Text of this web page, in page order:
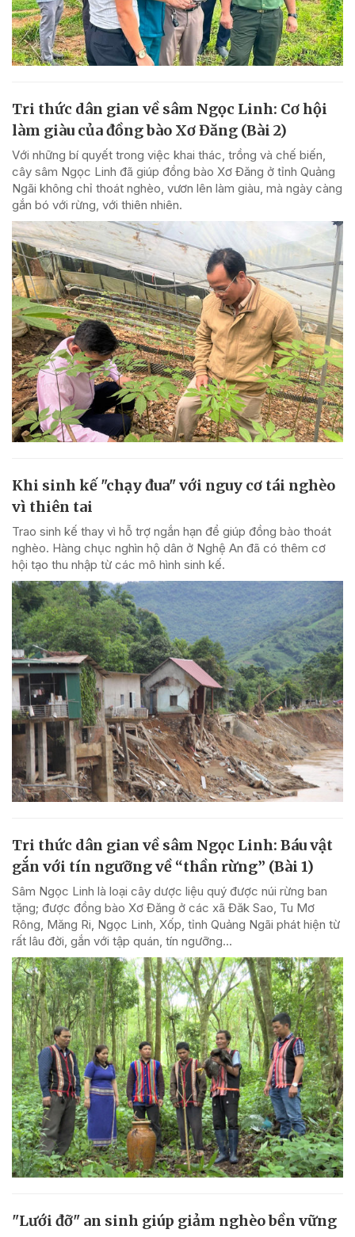
Tri thức dân gian về sâm Ngọc Linh: Cơ hội
làm giàu của đồng bào Xơ Đăng (Bài 2)
Với những bí quyết trong việc khai thác, trồng và chế biến,
cây sâm Ngọc Linh đã giúp đồng bào Xơ Đăng ở tỉnh Quảng
Ngãi không chỉ thoát nghèo, vươn lên làm giàu, mà ngày càng
gắn bó với rừng, với thiên nhiên.
Khi sinh kế "chạy đua" với nguy cơ tái nghèo
vì thiên tai
Trao sinh kế thay vì hỗ trợ ngắn hạn để giúp đồng bào thoát
nghèo. Hàng chục nghìn hộ dân ở Nghệ An đã có thêm cơ
hội tạo thu nhập từ các mô hình sinh kế.
Tri thức dân gian về sâm Ngọc Linh: Báu vật
gắn với tín ngưỡng về “thần rừng” (Bài 1)
Sâm Ngọc Linh là loại cây dược liệu quý được núi rừng ban
tặng; được đồng bào Xơ Đăng ở các xã Đăk Sao, Tu Mơ
Rông, Măng Ri, Ngọc Linh, Xốp, tỉnh Quảng Ngãi phát hiện từ
rất lâu đời, gắn với tập quán, tín ngưỡng...
"Lưới đỡ" an sinh giúp giảm nghèo bền vững